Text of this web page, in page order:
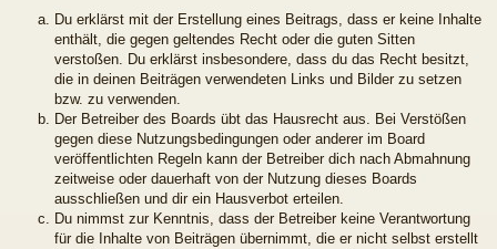
Du erklärst mit der Erstellung eines Beitrags, dass er keine Inhalte
enthält, die gegen geltendes Recht oder die guten Sitten
verstoßen. Du erklärst insbesondere, dass du das Recht besitzt,
die in deinen Beiträgen verwendeten Links und Bilder zu setzen
bzw. zu verwenden.
Der Betreiber des Boards übt das Hausrecht aus. Bei Verstößen
gegen diese Nutzungsbedingungen oder anderer im Board
veröffentlichten Regeln kann der Betreiber dich nach Abmahnung
zeitweise oder dauerhaft von der Nutzung dieses Boards
ausschließen und dir ein Hausverbot erteilen.
Du nimmst zur Kenntnis, dass der Betreiber keine Verantwortung
für die Inhalte von Beiträgen übernimmt, die er nicht selbst erstellt